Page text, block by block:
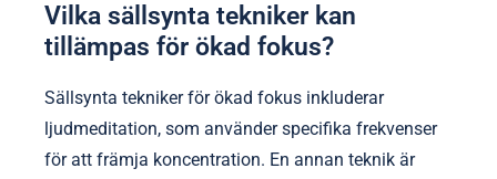
Vilka sällsynta tekniker kan
tillämpas för ökad fokus?
Sällsynta tekniker för ökad fokus inkluderar
ljudmeditation, som använder specifika frekvenser
för att främja koncentration. En annan teknik är